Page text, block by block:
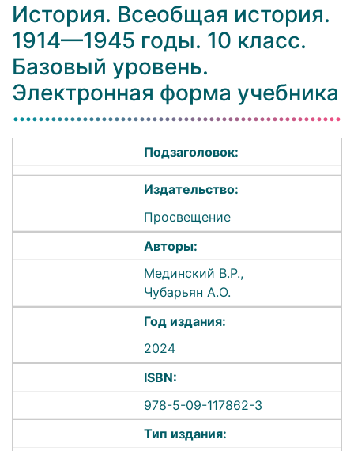
История. Всеобщая история.
1914—1945 годы. 10 класс.
Базовый уровень.
Электронная форма учебника
Подзаголовок:
Издательство:
Просвещение
Авторы:
Мединский В.Р.,
Чубарьян А.О.
Год издания:
2024
ISBN:
978-5-09-117862-3
Тип издания: